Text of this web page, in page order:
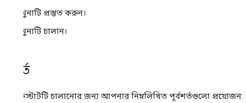
নমুনাটি প্রস্তুত করুন।
নমুনাটি চালান।
পূর্বশর্ত
এই কুইকস্টার্টটি চালানোর জন্য আপনার নিম্নলিখিত পূর্বশর্তগুলো প্রয়োজন: